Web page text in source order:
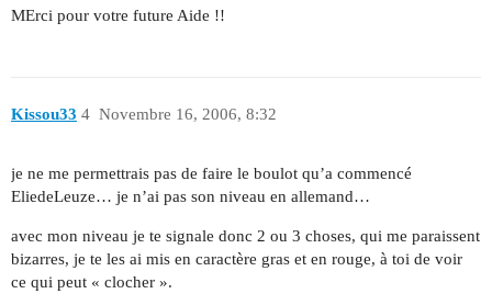
MErci pour votre future Aide !!
Kissou33 Novembre 16, 2006, 8:32
4
je ne me permettrais pas de faire le boulot qu’a commencé
EliedeLeuze… je n’ai pas son niveau en allemand…
avec mon niveau je te signale donc 2 ou 3 choses, qui me paraissent
bizarres, je te les ai mis en caractère gras et en rouge, à toi de voir
ce qui peut « clocher ».